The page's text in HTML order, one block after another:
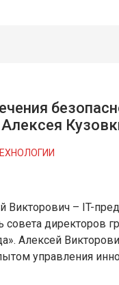
Викторович – IT-
совета директоров
Алексей
управления